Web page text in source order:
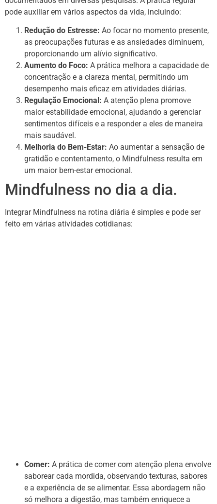
pode auxiliar em vários aspectos da vida, incluindo:
Redução do Estresse: Ao focar no momento presente,
as preocupações futuras e as ansiedades diminuem,
proporcionando um alívio significativo.
Aumento do Foco: A prática melhora a capacidade de
concentração e a clareza mental, permitindo um
desempenho mais eficaz em atividades diárias.
Regulação Emocional: A atenção plena promove
maior estabilidade emocional, ajudando a gerenciar
sentimentos difíceis e a responder a eles de maneira
mais saudável.
Melhoria do Bem-Estar: Ao aumentar a sensação de
gratidão e contentamento, o Mindfulness resulta em
um maior bem-estar emocional.
Mindfulness no dia a dia.
Integrar Mindfulness na rotina diária é simples e pode ser
feito em várias atividades cotidianas:
Comer: A prática de comer com atenção plena envolve
saborear cada mordida, observando texturas, sabores
e a experiência de se alimentar. Essa abordagem não
só melhora a digestão, mas também enriquece a